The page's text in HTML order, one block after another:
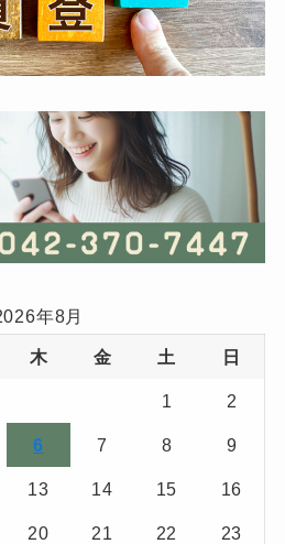
年8月
木 金 土 日
1 2
6 7 8 9
13 14 15 16
20 21 22 23